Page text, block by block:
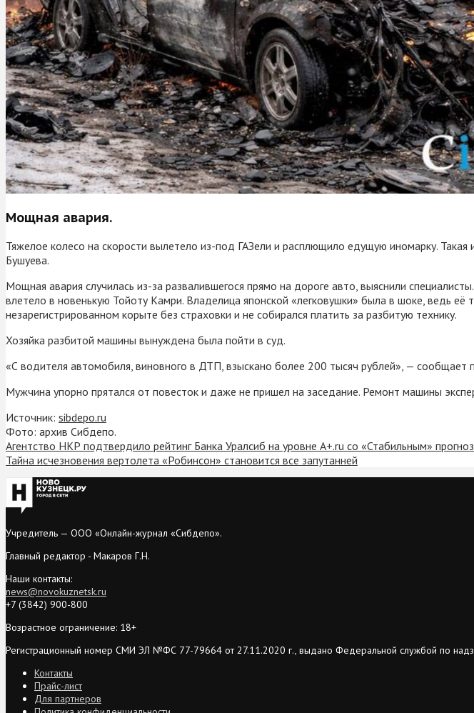
Мощная авария.
Тяжелое колесо на скорости вылетело из-под ГАЗели и расплющило едущую иномарку.
Бушуева.
Мощная авария случилась из-за развалившегося прямо на дороге авто, выяснили
влетело в новенькую Тойоту Камри. Владелица японской «легковушки» была в шоке, ведь
незарегистрированном корыте без страховки и не собирался платить за разбитую технику.
Хозяйка разбитой машины вынуждена была пойти в суд.
«С водителя автомобиля, виновного в ДТП, взыскано более 200 тысяч рублей», — сообщает
Мужчина упорно прятался от повесток и даже не пришел на заседание. Ремонт машины
Источник: sibdepo.ru
Фото: архив Сибдепо.
Агентство НКР подтвердило рейтинг Банка Уралсиб на уровне A+.ru со «Стабильным»
Тайна исчезновения вертолета «Робинсон» становится все запутанней
Учредитель — ООО «Онлайн-журнал «Сибдепо».
Главный редактор - Макаров Г.Н.
Наши контакты:
news@novokuznetsk.ru
+7 (3842) 900-800
Возрастное ограничение: 18+
Регистрационный номер СМИ ЭЛ №ФС 77-79664 от 27.11.2020 г., выдано Федеральной службой по
Контакты
Прайс-лист
Для партнеров